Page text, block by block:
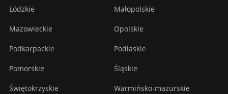
Łódzkie Małopolskie
Mazowieckie Opolskie
Podkarpackie Podlaskie
Pomorskie Śląskie
Świętokrzyskie Warmińsko-mazurskie